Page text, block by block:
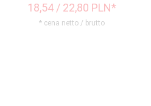
18,54 / 22,80 PLN*
* cena netto / brutto